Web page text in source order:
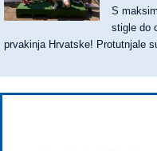
S
stigle do
prvakinja Hrvatske! Protutnjale